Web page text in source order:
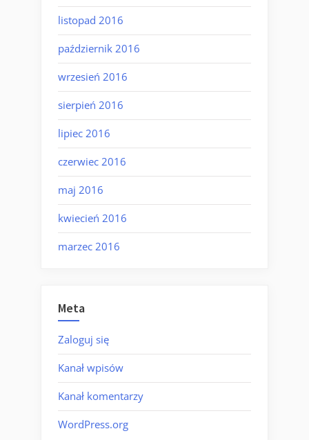
listopad 2016
październik 2016
wrzesień 2016
sierpień 2016
lipiec 2016
czerwiec 2016
maj 2016
kwiecień 2016
marzec 2016
Meta
Zaloguj się
Kanał wpisów
Kanał komentarzy
WordPress.org